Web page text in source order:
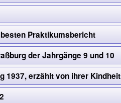
Praktikumsbericht
der Jahrgänge 9 und 10
1937, erzählt von ihrer Kindheit